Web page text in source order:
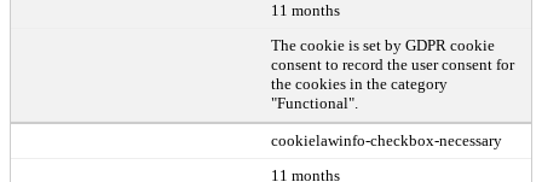
11 months
The cookie is set by GDPR cookie
consent to record the user consent for
the cookies in the category
"Functional".
cookielawinfo-checkbox-necessary
11 months